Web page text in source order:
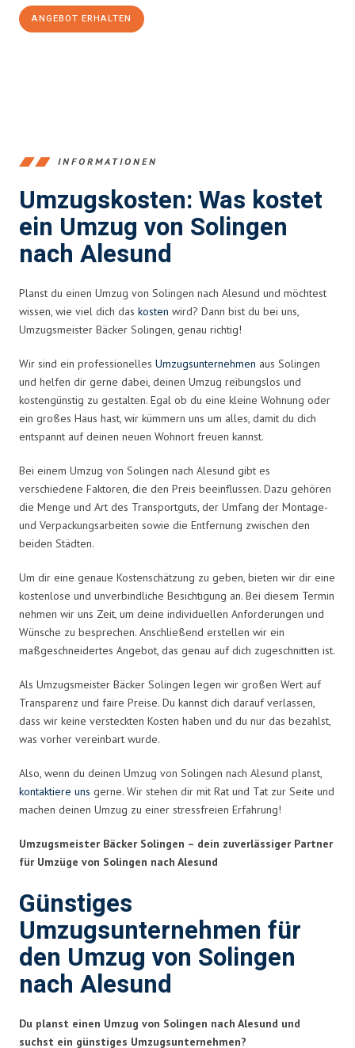
ANGEBOT ERHALTEN
INFORMATIONEN
Umzugskosten: Was kostet
ein Umzug von Solingen
nach Alesund
Planst du einen Umzug von Solingen nach Alesund und möchtest
wissen, wie viel dich das kosten wird? Dann bist du bei uns,
Umzugsmeister Bäcker Solingen, genau richtig!
Wir sind ein professionelles Umzugsunternehmen aus Solingen
und helfen dir gerne dabei, deinen Umzug reibungslos und
kostengünstig zu gestalten. Egal ob du eine kleine Wohnung oder
ein großes Haus hast, wir kümmern uns um alles, damit du dich
entspannt auf deinen neuen Wohnort freuen kannst.
Bei einem Umzug von Solingen nach Alesund gibt es
verschiedene Faktoren, die den Preis beeinflussen. Dazu gehören
die Menge und Art des Transportguts, der Umfang der Montage-
und Verpackungsarbeiten sowie die Entfernung zwischen den
beiden Städten.
Um dir eine genaue Kostenschätzung zu geben, bieten wir dir eine
kostenlose und unverbindliche Besichtigung an. Bei diesem Termin
nehmen wir uns Zeit, um deine individuellen Anforderungen und
Wünsche zu besprechen. Anschließend erstellen wir ein
maßgeschneidertes Angebot, das genau auf dich zugeschnitten ist.
Als Umzugsmeister Bäcker Solingen legen wir großen Wert auf
Transparenz und faire Preise. Du kannst dich darauf verlassen,
dass wir keine versteckten Kosten haben und du nur das bezahlst,
was vorher vereinbart wurde.
Also, wenn du deinen Umzug von Solingen nach Alesund planst,
kontaktiere uns gerne. Wir stehen dir mit Rat und Tat zur Seite und
machen deinen Umzug zu einer stressfreien Erfahrung!
Umzugsmeister Bäcker Solingen – dein zuverlässiger Partner
für Umzüge von Solingen nach Alesund
Günstiges
Umzugsunternehmen für
den Umzug von Solingen
nach Alesund
Du planst einen Umzug von Solingen nach Alesund und
suchst ein günstiges Umzugsunternehmen?